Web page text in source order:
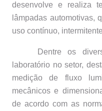
desenvolve e realiza
lâmpadas automotivas,
uso contínuo,
Dentre os
laboratório no setor,
medição de fluxo
mecânicos e
de acordo com as